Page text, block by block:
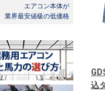
エアコン本体が
業界最安値級の低価格
込